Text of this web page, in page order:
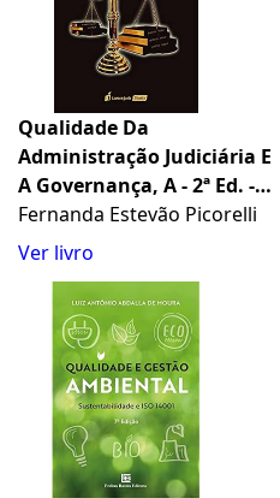
Qualidade Da
Administração Judiciária E
A Governança, A - 2ª Ed. -
2021
Fernanda Estevão Picorelli
Ver livro